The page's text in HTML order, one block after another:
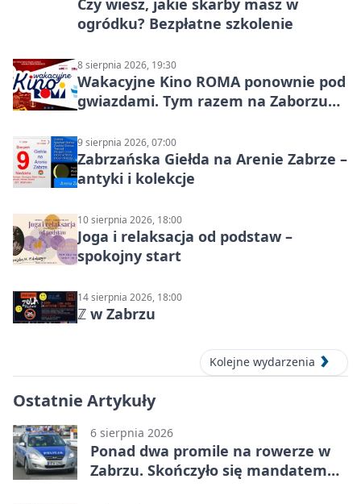
Czy wiesz, jakie skarby masz w
ogródku? Bezpłatne szkolenie
8 sierpnia 2026, 19:30
Wakacyjne Kino ROMA ponownie pod
gwiazdami. Tym razem na Zaborzu
9 sierpnia 2026, 07:00
Zabrzańska Giełda na Arenie Zabrze –
antyki i kolekcje
10 sierpnia 2026, 18:00
Joga i relaksacja od podstaw –
spokojny start
14 sierpnia 2026, 18:00
ℤ w Zabrzu
Kolejne wydarzenia
Ostatnie Artykuły
6 sierpnia 2026
Ponad dwa promile na rowerze w
Zabrzu. Skończyło się mandatem